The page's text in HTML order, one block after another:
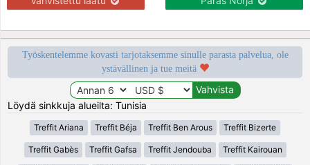
Työskentelemme kovasti tarjotaksemme sinulle parasta palvelua, ole
ystävällinen ja tue meitä
Löydä sinkkuja alueilta: Tunisia
Treffit Ariana Treffit Béja Treffit Ben Arous Treffit Bizerte
Treffit Gabès Treffit Gafsa Treffit Jendouba Treffit Kairouan